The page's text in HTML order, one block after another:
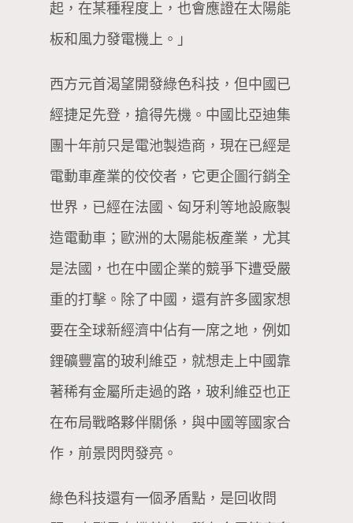
起，在某種程度上，也會應證在太陽能
板和風力發電機上。」
西方元首渴望開發綠色科技，但中國已
經捷足先登，搶得先機。中國比亞迪集
團十年前只是電池製造商，現在已經是
電動車產業的佼佼者，它更企圖行銷全
世界，已經在法國、匈牙利等地設廠製
造電動車；歐洲的太陽能板產業，尤其
是法國，也在中國企業的競爭下遭受嚴
重的打擊。除了中國，還有許多國家想
要在全球新經濟中佔有一席之地，例如
鋰礦豐富的玻利維亞，就想走上中國靠
著稀有金屬所走過的路，玻利維亞也正
在布局戰略夥伴關係，與中國等國家合
作，前景閃閃發亮。
綠色科技還有一個矛盾點，是回收問